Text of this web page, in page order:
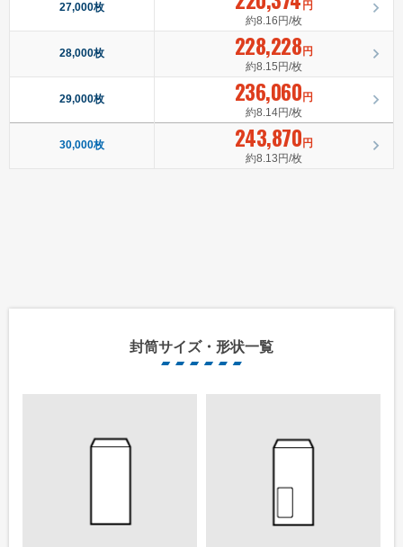
27,000枚
円
約8.16円/枚
28,000枚 228,228 円
約8.15円/枚
29,000枚 236,060 円
約8.14円/枚
30,000枚 243,870 円
約8.13円/枚
封筒サイズ・形状一覧